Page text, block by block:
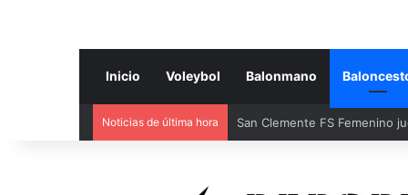
Inicio Voleybol Balonmano
Noticias de última hora